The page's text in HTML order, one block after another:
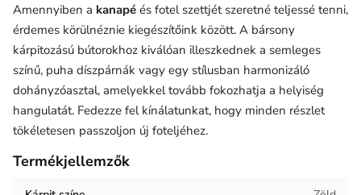
Amennyiben a kanapé és fotel szettjét szeretné teljessé tenni,
érdemes körülnéznie kiegészítőink között. A bársony
kárpitozású bútorokhoz kiválóan illeszkednek a semleges
színű, puha díszpárnák vagy egy stílusban harmonizáló
dohányzóasztal, amelyekkel tovább fokozhatja a helyiség
hangulatát. Fedezze fel kínálatunkat, hogy minden részlet
tökéletesen passzoljon új foteljéhez.
Termékjellemzők